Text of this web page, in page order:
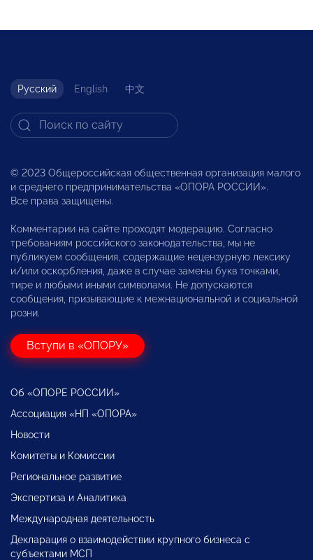
Русский English 中文
© 2023 Общероссийская общественная организация малого
и среднего предпринимательства «ОПОРА РОССИИ».
Все права защищены.
Комментарии на сайте проходят модерацию. Согласно
требованиям российского законодательства, мы не
публикуем сообщения, содержащие нецензурную лексику
и/или оскорбления, даже в случае замены букв точками,
тире и любыми иными символами. Не допускаются
сообщения, призывающие к межнациональной и социальной
розни.
Вступи в «ОПОРУ»
Об «ОПОРЕ РОССИИ»
Ассоциация «НП «ОПОРА»
Новости
Комитеты и Комиссии
Региональное развитие
Экспертиза и Аналитика
Международная деятельность
Декларация о взаимодействии крупного бизнеса с
субъектами МСП